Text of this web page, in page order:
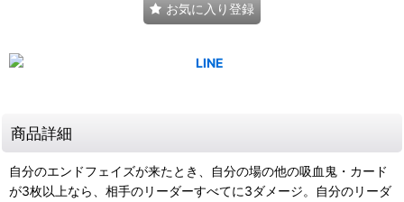
お気に入り登録
商品詳細
自分のエンドフェイズが来たとき、自分の場の他の吸血鬼・カード
が3枚以上なら、相手のリーダーすべてに3ダメージ。自分のリーダ